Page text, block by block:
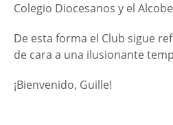
Colegio Diocesanos y el
De esta forma el Club sigue
de cara a una ilusionante
¡Bienvenido, Guille!